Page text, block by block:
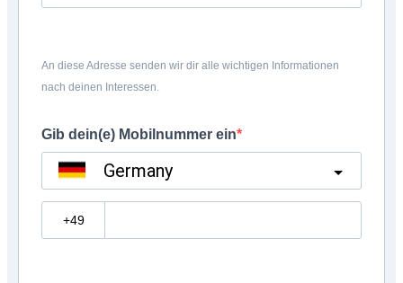
An diese Adresse senden wir dir alle wichtigen Informationen
nach deinen Interessen.
Gib dein(e) Mobilnummer ein
Germany